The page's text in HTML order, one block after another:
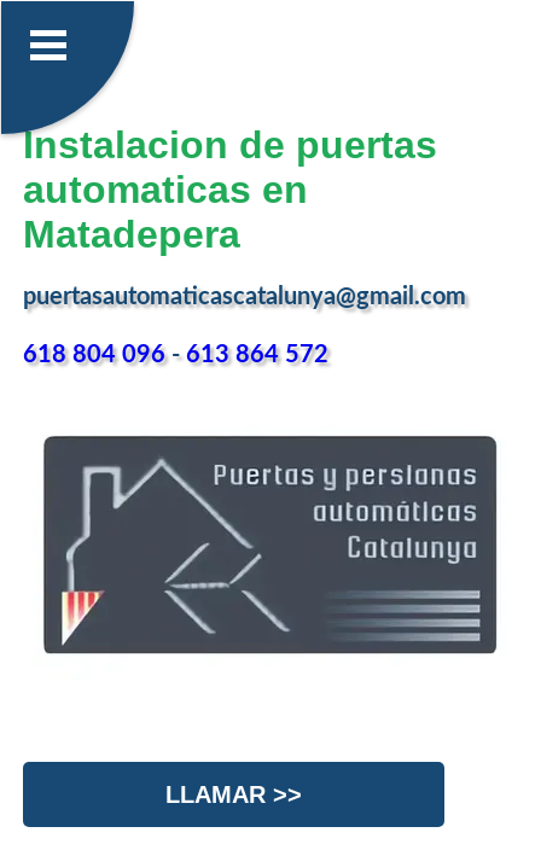
Instalacion de puertas
automaticas en
Matadepera
puertasautomaticascatalunya@gmail.com
618 804 096-613 864 572
LLAMAR >>